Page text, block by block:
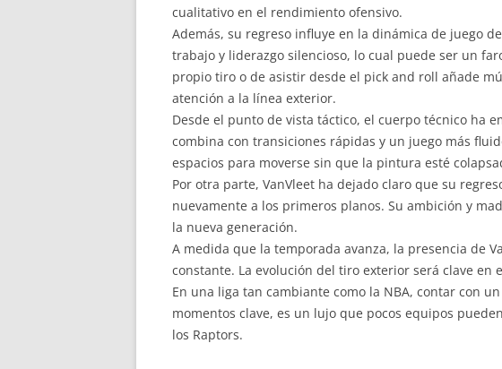
cualitativo en el rendimiento ofensivo.
Además, su regreso influye en la dinámica de juego
trabajo y liderazgo silencioso, lo cual puede ser un
propio tiro o de asistir desde el pick and roll añade
atención a la línea exterior.
Desde el punto de vista táctico, el cuerpo técnico ha
combina con transiciones rápidas y un juego más
espacios para moverse sin que la pintura esté
Por otra parte, VanVleet ha dejado claro que su
nuevamente a los primeros planos. Su ambición y
la nueva generación.
A medida que la temporada avanza, la presencia de
constante. La evolución del tiro exterior será clave en
En una liga tan cambiante como la NBA, contar con
momentos clave, es un lujo que pocos equipos
los Raptors.